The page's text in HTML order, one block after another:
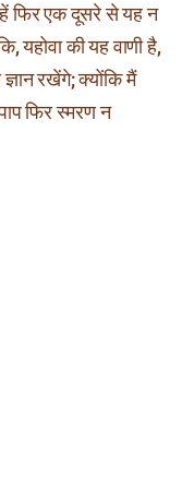
फिर एक दूसरे से यह न
यहोवा की यह वाणी है,
रखेंगे; क्योंकि मैं
फिर स्मरण न